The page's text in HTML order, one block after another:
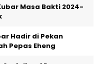
Masa Bakti 2024-
Hadir di Pekan
Pepas Eheng